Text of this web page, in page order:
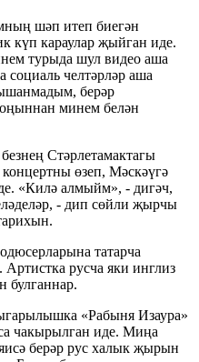
шәп итеп биегән
күп караулар җыйган иде.
турыда шул видео аша
социаль челтәрләр аша
берәр
минем белән
Стәрлетамактагы
өзеп, Мәскәүгә
«Килә алмыйм», - дигәч,
- дип сөйли җырчы
татарча
русча яки инглиз
булганнар.
«Рабыня Изаура»
чакырылган иде. Миңа
берәр рус халык җырын